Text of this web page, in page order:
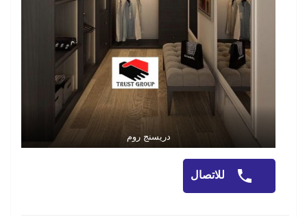
دريسنج روم
للاتصال